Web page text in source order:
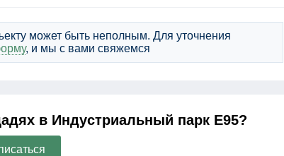
может быть неполным. Для уточнения
, и мы с вами свяжемся
в Индустриальный парк E95?